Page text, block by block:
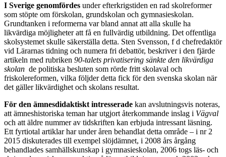
I Sverige genomfördes under efterkrigstiden en rad skolreformer
som stöpte om förskolan, grundskolan och gymnasieskolan.
Grundtanken i reformerna var bland annat att alla skulle ha
likvärdiga möjligheter att få en fullvärdig utbildning. Det offentliga
skolsystemet skulle säkerställa detta. Sten Svensson, f d chefredaktör
vid Lärarnas tidning och numera fri debattör, beskriver i den fjärde
artikeln med rubriken 90-talets privatisering sänkte den likvärdiga
skolan de politiska besluten som rörde fritt skolaval och
friskolereformen, vilka följder detta fick för den svenska skolan när
det gäller likvärdighet och skolans resultat.
För den ämnesdidaktiskt intresserade kan avslutningsvis noteras,
att ämneshistoriska teman har utgjort återkommande inslag i Vägval
och att äldre nummer av tidskriften kan erbjuda intressant läsning.
Ett fyrtiotal artiklar har under åren behandlat detta område – i nr 2
2015 diskuterades till exempel slöjdämnet, i 2008 års årgång
behandlades samhällskunskap i gymnasieskolan, 2006 togs läs- och